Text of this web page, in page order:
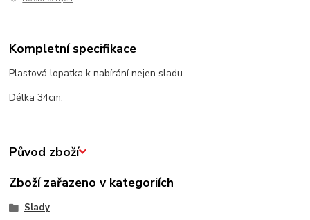
Kompletní specifikace
Plastová lopatka k nabírání nejen sladu.
Délka 34cm.
Původ zboží
Zboží zařazeno v kategoriích
Slady